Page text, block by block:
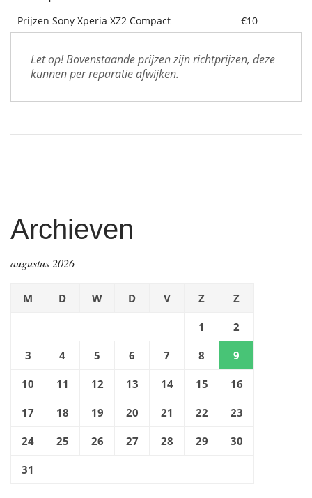
Prijzen Sony Xperia XZ2 Compact
€10
Let op! Bovenstaande prijzen zijn richtprijzen, deze
kunnen per reparatie afwijken.
Archieven
augustus 2026
M D W D V Z Z
1 2
3 4 5 6 7 8 9
10 11 12 13 14 15 16
17 18 19 20 21 22 23
24 25 26 27 28 29 30
31